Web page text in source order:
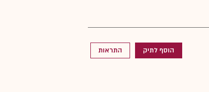
הוסף לתיק התראות